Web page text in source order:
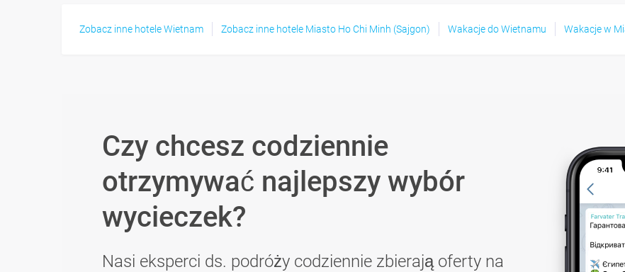
Zobacz inne hotele Wietnam Zobacz inne hotele Miasto Ho Chi Minh (Sajgon) Wakacje do Wietnamu Wakacje w
Czy chcesz codziennie
otrzymywać najlepszy wybór
wycieczek?
Nasi eksperci ds. podróży codziennie zbierają oferty na